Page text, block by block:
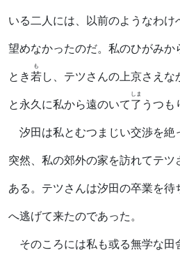
いる二人には、以前のようなわけ
望めなかったのだ。私のひがみ
とき若
も
し、テツさんの上京さえ
と永久に私から遠のいて了
しま
うつも
汐田は私とむつまじい交渉を絶
突然、私の郊外の家を訪れてテ
ある。テツさんは汐田の卒業を
へ逃げて来たのであった。
そのころには私も或る無学な田